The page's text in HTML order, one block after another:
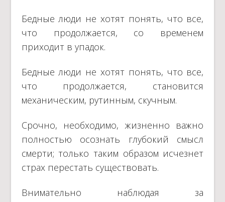
Бедные люди не хотят понять, что все,
что продолжается, со временем
приходит в упадок.
Бедные люди не хотят понять, что все,
что продолжается, становится
механическим, рутинным, скучным.
Срочно, необходимо, жизненно важно
полностью осознать глубокий смысл
смерти; только таким образом исчезнет
страх перестать существовать.
Внимательно наблюдая за